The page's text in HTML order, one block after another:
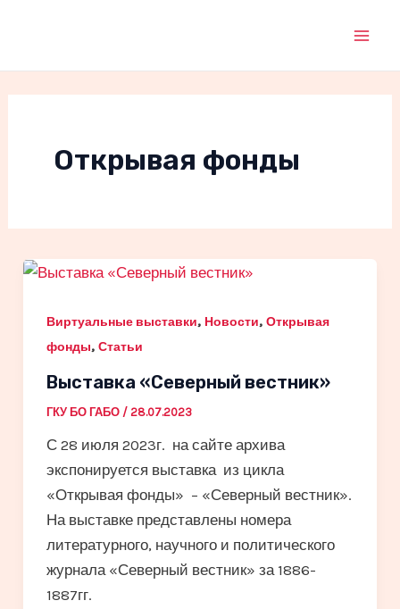
Открывая фонды
Виртуальные выставки, Новости, Открывая
фонды, Статьи
Выставка «Северный вестник»
ГКУ БО ГАБО / 28.07.2023
С 28 июля 2023г. на сайте архива
экспонируется выставка из цикла
«Открывая фонды» – «Северный вестник».
На выставке представлены номера
литературного, научного и политического
журнала «Северный вестник» за 1886-
1887гг.